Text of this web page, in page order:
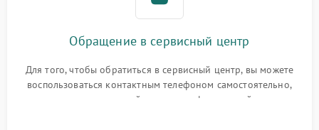
Обращение в сервисный центр
Для того, чтобы обратиться в сервисный центр, вы можете
воспользоваться контактным телефоном самостоятельно,
или оставить свой номер телефона на сайте